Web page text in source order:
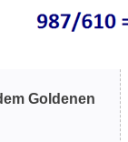
Goldenen